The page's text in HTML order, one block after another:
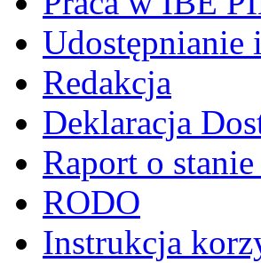
Udostępnianie
Redakcja
Deklaracja
Raport o
RODO
Instrukcja